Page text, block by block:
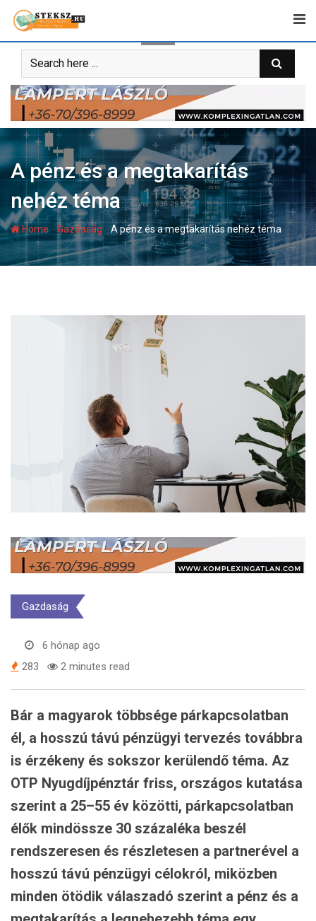
content
A pénz és a megtakarítás
nehéz téma
Home -Gazdaság-A pénz és a megtakarítás nehéz téma
Gazdaság
6 hónap ago
283
2 minutes read
Bár a magyarok többsége párkapcsolatban
él, a hosszú távú pénzügyi tervezés továbbra
is érzékeny és sokszor kerülendő téma. Az
OTP Nyugdíjpénztár friss, országos kutatása
szerint a 25–55 év közötti, párkapcsolatban
élők mindössze 30 százaléka beszél
rendszeresen és részletesen a partnerével a
hosszú távú pénzügyi célokról, miközben
minden ötödik válaszadó szerint a pénz és a